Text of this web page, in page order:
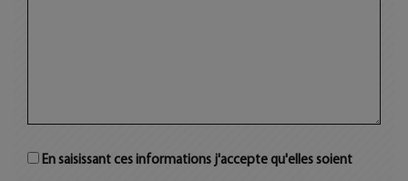
En saisissant ces informations j'accepte qu'elles soient